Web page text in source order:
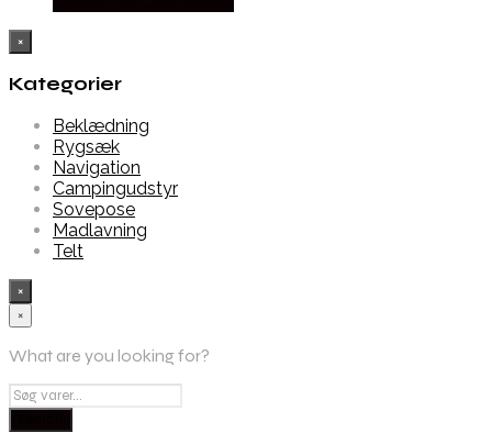
×
Kategorier
Beklædning
Rygsæk
Navigation
Campingudstyr
Sovepose
Madlavning
Telt
×
×
What are you looking for?